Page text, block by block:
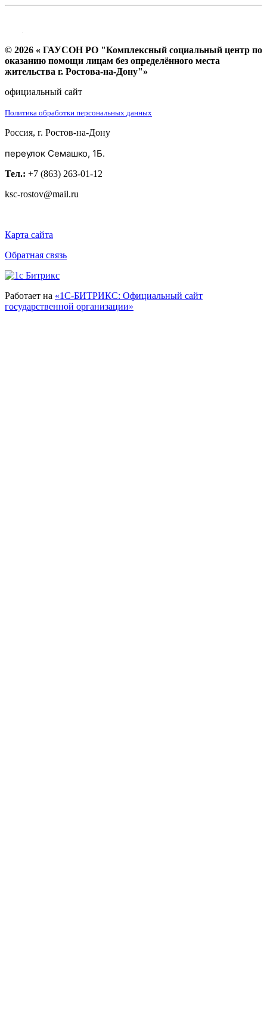
© 2026 « ГАУСОН РО "Комплексный социальный центр по
оказанию помощи лицам без определённого места
жительства г. Ростова-на-Дону"»
официальный сайт
Политика обработки персональных данных
Россия, г. Ростов-на-Дону
переулок Семашко, 1Б.
Тел.: +7 (863) 263-01-12
ksc-rostov@mail.ru
Карта сайта
Обратная связь
Работает на «1С-БИТРИКС: Официальный сайт
государственной организации»